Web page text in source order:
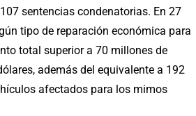
sentencias condenatorias. En 27
tipo de reparación económica para
total superior a 70 millones de
además del equivalente a 192
afectados para los mimos